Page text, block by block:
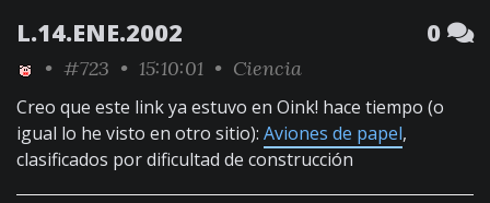
L.14.ENE.2002 0
• #723 • 15:10:01 • Ciencia
Creo que este link ya estuvo en Oink! hace tiempo (o
igual lo he visto en otro sitio): Aviones de papel,
clasificados por dificultad de construcción